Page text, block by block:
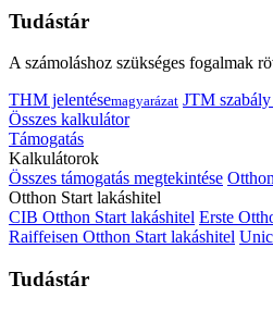
Tudástár
A számoláshoz szükséges fogalmak
THM jelentésemagyarázat JTM
Összes kalkulátor
Támogatás
Kalkulátorok
Összes támogatás megtekintése
Otthon Start lakáshitel
CIB Otthon Start lakáshitel Erste
Raiffeisen Otthon Start lakáshitel
Tudástár